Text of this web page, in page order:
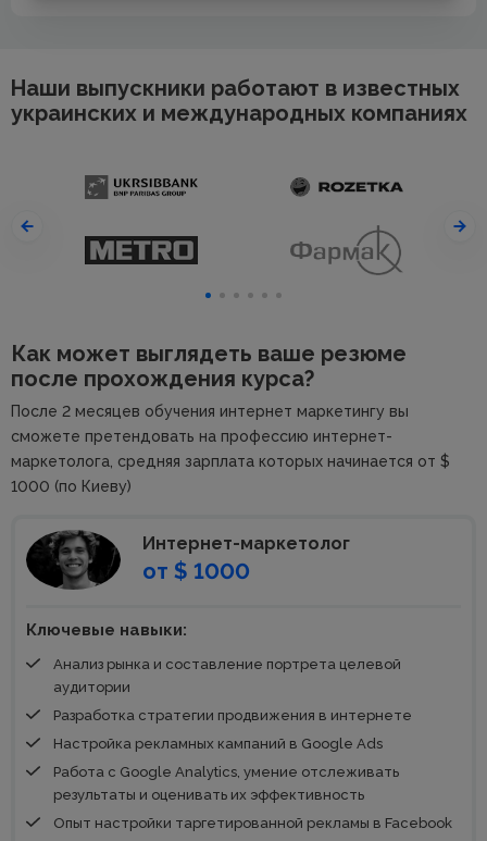
Наши выпускники работают в известных
украинских и международных компаниях
Как может выглядеть ваше резюме
после прохождения курса?
После 2 месяцев обучения интернет маркетингу вы
сможете претендовать на профессию интернет-
маркетолога, средняя зарплата которых начинается от $
1000 (по Киеву)
Интернет-маркетолог
от $ 1000
Ключевые навыки:
Анализ рынка и составление портрета целевой
аудитории
Разработка стратегии продвижения в интернете
Настройка рекламных кампаний в Google Ads
Работа с Google Analytics, умение отслеживать
результаты и оценивать их эффективность
Опыт настройки таргетированной рекламы в Facebook